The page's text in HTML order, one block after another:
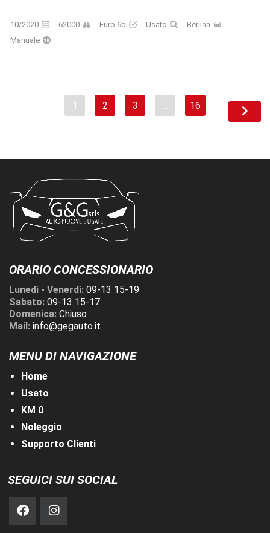
10/2020 62000 Euro 6b Usato
Berlina
Manuale
1 2 3 … 16
ORARIO CONCESSIONARIO
Lunedì - Venerdì: 09-13 15-19
Sabato: 09-13 15-17
Domenica: Chiuso
Mail: info@gegauto.it
MENU DI NAVIGAZIONE
Home
Usato
KM 0
Noleggio
Supporto Clienti
SEGUICI SUI SOCIAL